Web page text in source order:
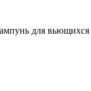
для вьющихся